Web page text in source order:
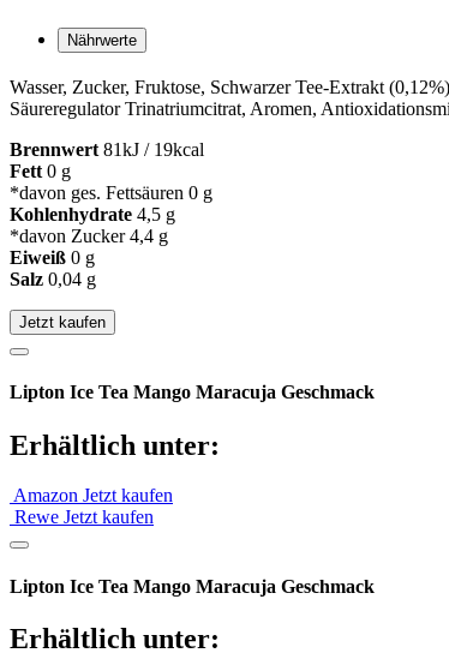
Nährwerte
Wasser, Zucker, Fruktose, Schwarzer Tee-Extrakt
Säureregulator Trinatriumcitrat, Aromen,
Brennwert 81kJ / 19kcal
Fett 0 g
*davon ges. Fettsäuren 0 g
Kohlenhydrate 4,5 g
*davon Zucker 4,4 g
Eiweiß 0 g
Salz 0,04 g
Jetzt kaufen
Lipton Ice Tea Mango Maracuja Geschmack
Erhältlich unter:
Amazon Jetzt kaufen
Rewe Jetzt kaufen
Lipton Ice Tea Mango Maracuja Geschmack
Erhältlich unter: